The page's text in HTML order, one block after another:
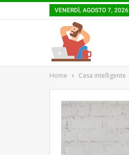
VENERDÌ, AGOSTO 7, 2026
Home Casa intelligente